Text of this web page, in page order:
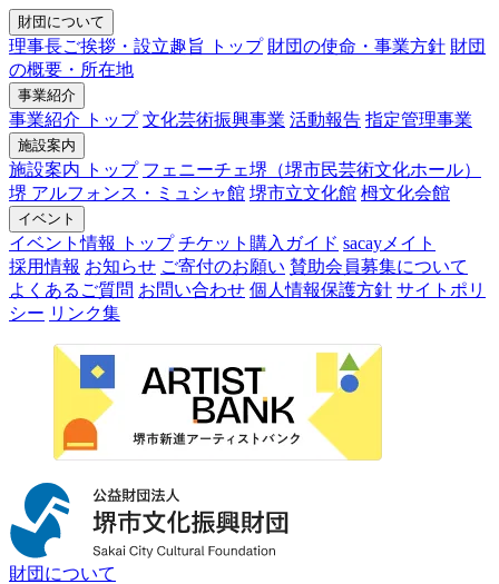
財団について
理事長ご挨拶・設立趣旨 トップ 財団の使命・事業方針 財団
の概要・所在地
事業紹介
事業紹介 トップ 文化芸術振興事業 活動報告 指定管理事業
施設案内
施設案内 トップ フェニーチェ堺（堺市民芸術文化ホール）
堺 アルフォンス・ミュシャ館 堺市立文化館 栂文化会館
イベント
イベント情報 トップ チケット購入ガイド sacayメイト
採用情報 お知らせ ご寄付のお願い 賛助会員募集について
よくあるご質問 お問い合わせ 個人情報保護方針 サイトポリ
シー リンク集
財団について